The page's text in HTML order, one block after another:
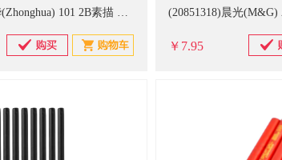
(20851281)中华(Zhonghua) 101 2B素描 考试铅笔(单位：盒)
￥7.95